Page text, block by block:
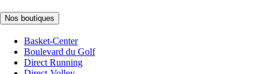
Nos boutiques
Basket-Center
Boulevard du Golf
Direct Running